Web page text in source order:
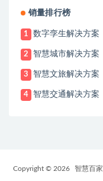
销量排行榜
1 数字孪生解决方案
2 智慧城市解决方案
3 智慧文旅解决方案
4 智慧交通解决方案
Copyright © 2026 智慧百家